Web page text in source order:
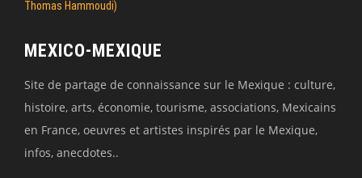
Thomas Hammoudi)
MEXICO-MEXIQUE
Site de partage de connaissance sur le Mexique : culture,
histoire, arts, économie, tourisme, associations, Mexicains
en France, oeuvres et artistes inspirés par le Mexique,
infos, anecdotes..